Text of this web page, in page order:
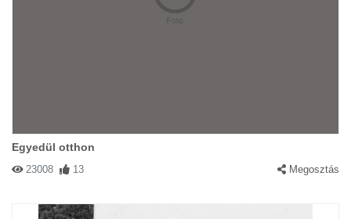
Egyedül otthon
23008 13 Megosztás